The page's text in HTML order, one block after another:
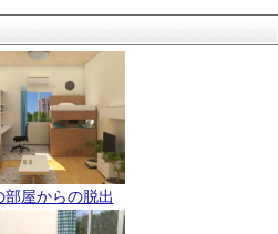
部屋からの脱出